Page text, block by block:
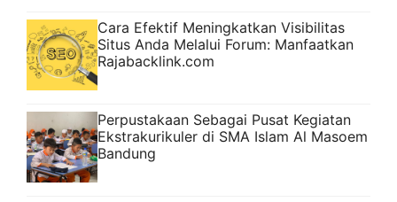
Cara Efektif Meningkatkan Visibilitas
Situs Anda Melalui Forum: Manfaatkan
Rajabacklink.com
Perpustakaan Sebagai Pusat Kegiatan
Ekstrakurikuler di SMA Islam Al Masoem
Bandung